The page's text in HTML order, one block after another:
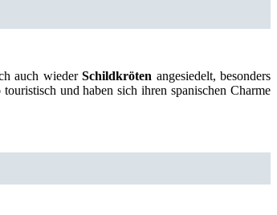
auch wieder Schildkröten angesiedelt, besonders
und haben sich ihren spanischen Charme